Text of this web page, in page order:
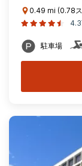
0.49 mi (0.78
駐車場